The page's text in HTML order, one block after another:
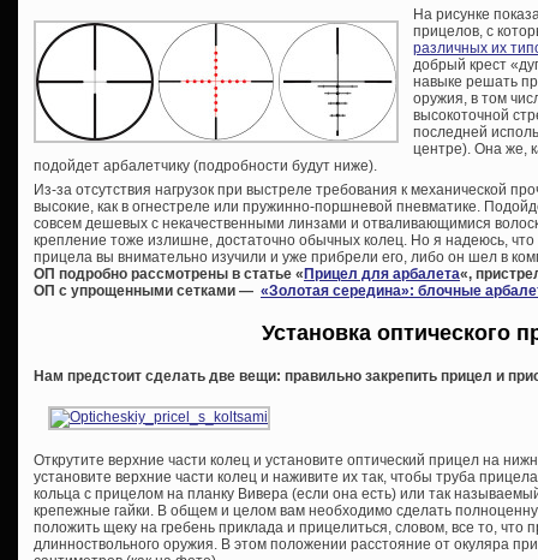
На рисунке
прицелов, с
различных их
добрый крест
навыке решать
оружия, в том
высокоточной
последней
центре). Она же,
подойдет арбалетчику (подробности будут ниже).
Из-за отсутствия нагрузок при выстреле требования к механической
высокие, как в огнестреле или пружинно-поршневой пневматике.
совсем дешевых с некачественными линзами и отваливающимися
крепление тоже излишне, достаточно обычных колец. Но я надеюсь,
прицела вы внимательно изучили и уже прибрели его, либо он шел в
ОП подробно рассмотрены в статье « Прицел для арбалета«,
ОП с упрощенными сетками — «Золотая середина»: блочные
Установка оптического
Нам предстоит сделать две вещи: правильно закрепить прицел и
Открутите верхние части колец и установите оптический прицел на
установите верхние части колец и наживите их так, чтобы труба
кольца с прицелом на планку Вивера (если она есть) или так
крепежные гайки. В общем и целом вам необходимо сделать
положить щеку на гребень приклада и прицелиться, словом, все то, что
длинноствольного оружия. В этом положении расстояние от окуляра